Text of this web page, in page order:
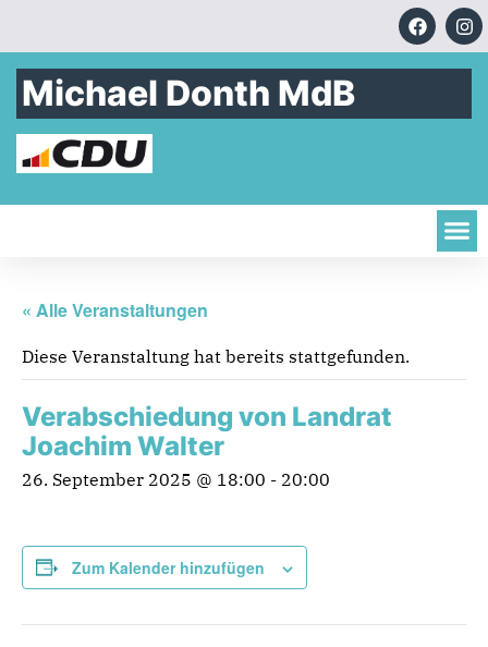
Michael Donth MdB
« Alle Veranstaltungen
Diese Veranstaltung hat bereits stattgefunden.
Verabschiedung von Landrat
Joachim Walter
26. September 2025 @ 18:00 - 20:00
Zum Kalender hinzufügen